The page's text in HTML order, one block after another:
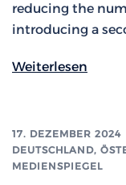
reducing the
introducing a
Weiterlesen
17. DEZEMBER 2024
DEUTSCHLAND,
MEDIENSPIEGEL